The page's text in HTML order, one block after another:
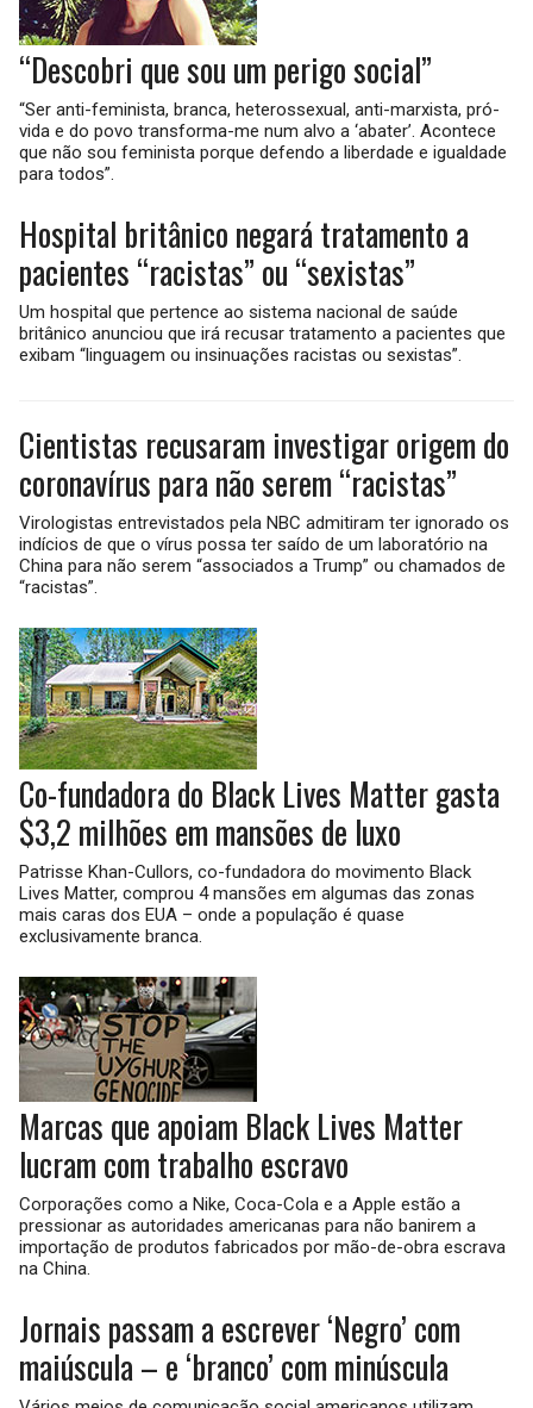
“Descobri que sou um perigo social”
“Ser anti-feminista, branca, heterossexual, anti-marxista, pró-
vida e do povo transforma-me num alvo a ‘abater’. Acontece
que não sou feminista porque defendo a liberdade e igualdade
para todos”.
Hospital britânico negará tratamento a
pacientes “racistas” ou “sexistas”
Um hospital que pertence ao sistema nacional de saúde
britânico anunciou que irá recusar tratamento a pacientes que
exibam “linguagem ou insinuações racistas ou sexistas”.
Cientistas recusaram investigar origem do
coronavírus para não serem “racistas”
Virologistas entrevistados pela NBC admitiram ter ignorado os
indícios de que o vírus possa ter saído de um laboratório na
China para não serem “associados a Trump” ou chamados de
“racistas”.
Co-fundadora do Black Lives Matter gasta
$3,2 milhões em mansões de luxo
Patrisse Khan-Cullors, co-fundadora do movimento Black
Lives Matter, comprou 4 mansões em algumas das zonas
mais caras dos EUA – onde a população é quase
exclusivamente branca.
Marcas que apoiam Black Lives Matter
lucram com trabalho escravo
Corporações como a Nike, Coca-Cola e a Apple estão a
pressionar as autoridades americanas para não banirem a
importação de produtos fabricados por mão-de-obra escrava
na China.
Jornais passam a escrever ‘Negro’ com
maiúscula – e ‘branco’ com minúscula